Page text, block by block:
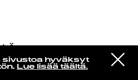
sivustoa hyväksyt
Lue lisää täältä.
VIESTI
STUDIOON